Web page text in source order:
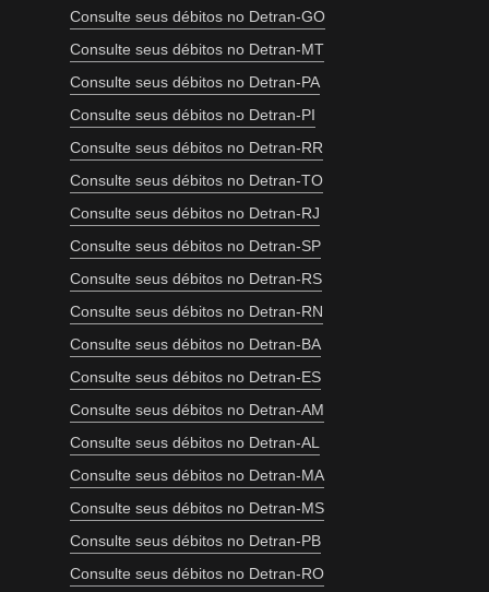
Consulte seus débitos no Detran-GO
Consulte seus débitos no Detran-MT
Consulte seus débitos no Detran-PA
Consulte seus débitos no Detran-PI
Consulte seus débitos no Detran-RR
Consulte seus débitos no Detran-TO
Consulte seus débitos no Detran-RJ
Consulte seus débitos no Detran-SP
Consulte seus débitos no Detran-RS
Consulte seus débitos no Detran-RN
Consulte seus débitos no Detran-BA
Consulte seus débitos no Detran-ES
Consulte seus débitos no Detran-AM
Consulte seus débitos no Detran-AL
Consulte seus débitos no Detran-MA
Consulte seus débitos no Detran-MS
Consulte seus débitos no Detran-PB
Consulte seus débitos no Detran-RO